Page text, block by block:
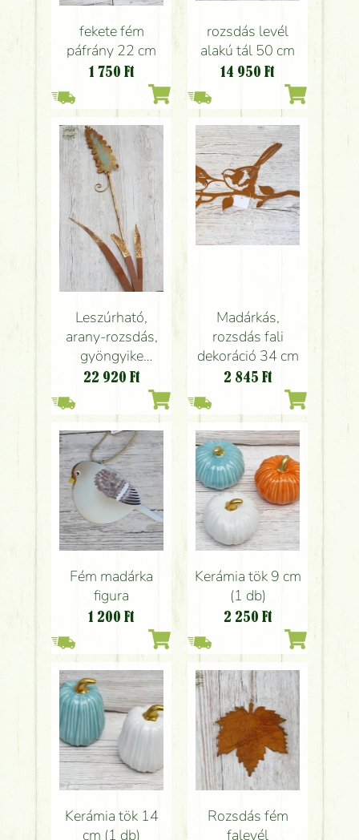
fekete fém
páfrány 22 cm
1 750 Ft
rozsdás levél
alakú tál 50 cm
14 950 Ft
Leszúrható,
arany-rozsdás,
gyöngyike
dekoráció
22 920 Ft
Madárkás,
rozsdás fali
dekoráció 34 cm
2 845 Ft
Fém madárka
figura
1 200 Ft
Kerámia tök 9 cm
(1 db)
2 250 Ft
Kerámia tök 14
cm (1 db)
Rozsdás fém
falevél